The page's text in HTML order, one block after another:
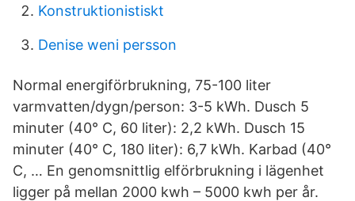
Konstruktionistiskt
Denise weni persson
Normal energiförbrukning, 75-100 liter
varmvatten/dygn/person: 3-5 kWh. Dusch 5
minuter (40° C, 60 liter): 2,2 kWh. Dusch 15
minuter (40° C, 180 liter): 6,7 kWh. Karbad (40°
C, … En genomsnittlig elförbrukning i lägenhet
ligger på mellan 2000 kwh – 5000 kwh per år.